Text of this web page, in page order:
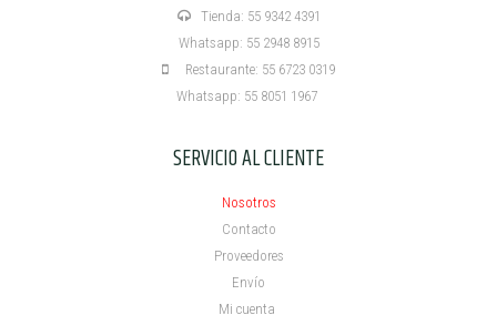
Tienda: 55 9342 4391
Whatsapp: 55 2948 8915
Restaurante: 55 6723 0319
Whatsapp: 55 8051 1967
SERVICIO AL CLIENTE
Nosotros
Contacto
Proveedores
Envío
Mi cuenta ​